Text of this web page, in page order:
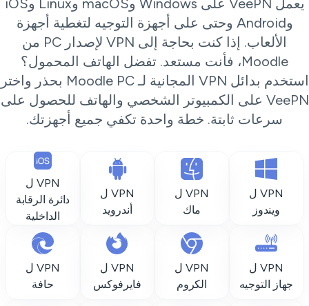
يعمل VeePN على Windows وmacOS وLinux وiOS
وAndroid وحتى على أجهزة التوجيه لتغطية أجهزة
الألعاب. إذا كنت بحاجة إلى VPN لإصدار PC من
Moodle، فأنت مستعد. تفضل الهاتف المحمول؟
استخدم بدائل VPN المجانية لـ Moodle PC بحذر واختر
VeePN على الكمبيوتر الشخصي والهاتف للحصول على
سرعات ثابتة. خطة واحدة تكفي جميع أجهزتك.
VPN ل
ويندوز
VPN ل
ماك
VPN ل
أندرويد
VPN ل
دائرة الرقابة
الداخلية
VPN ل
جهاز التوجيه
VPN ل
الكروم
VPN ل
فايرفوكس
VPN ل
حافة